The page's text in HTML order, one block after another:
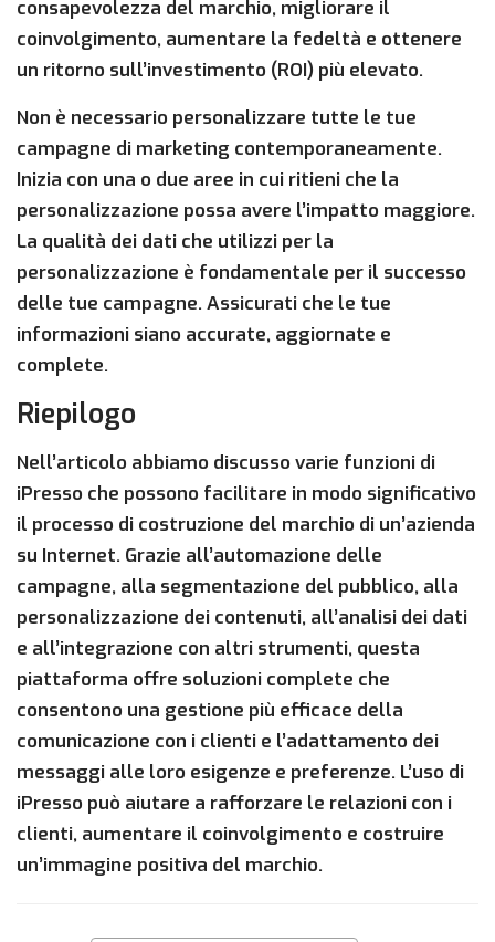
consapevolezza del marchio, migliorare il
coinvolgimento, aumentare la fedeltà e ottenere
un ritorno sull’investimento (ROI) più elevato.
Non è necessario personalizzare tutte le tue
campagne di marketing contemporaneamente.
Inizia con una o due aree in cui ritieni che la
personalizzazione possa avere l’impatto maggiore.
La qualità dei dati che utilizzi per la
personalizzazione è fondamentale per il successo
delle tue campagne. Assicurati che le tue
informazioni siano accurate, aggiornate e
complete.
Riepilogo
Nell’articolo abbiamo discusso varie funzioni di
iPresso che possono facilitare in modo significativo
il processo di costruzione del marchio di un’azienda
su Internet. Grazie all’automazione delle
campagne, alla segmentazione del pubblico, alla
personalizzazione dei contenuti, all’analisi dei dati
e all’integrazione con altri strumenti, questa
piattaforma offre soluzioni complete che
consentono una gestione più efficace della
comunicazione con i clienti e l’adattamento dei
messaggi alle loro esigenze e preferenze. L’uso di
iPresso può aiutare a rafforzare le relazioni con i
clienti, aumentare il coinvolgimento e costruire
un’immagine positiva del marchio.